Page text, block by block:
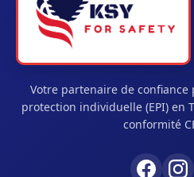
Votre partenaire de
protection individuelle (EPI) en
conformité